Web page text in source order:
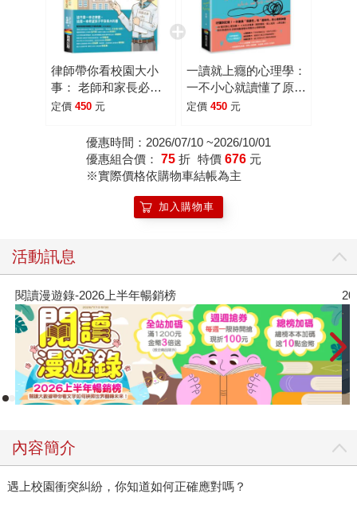
律師帶你看校園大小
事： 老師和家長必知
的44個霸凌防制和性
定價 450 元
一讀就上癮的心理學：
一不小心就讀懂了原本
深奧的心理學！
定價 450 元
優惠時間：2026/07/10 ~2026/10/01
優惠組合價： 75 折 特價 676 元
※實際價格依購物車結帳為主
加入購物車
活動訊息
遊錄-2026上半年暢銷榜 2026年8
內容簡介
遇上校園衝突糾紛，你知道如何正確應對嗎？